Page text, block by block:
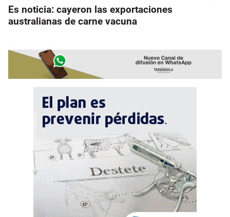
Es noticia: cayeron las exportaciones
australianas de carne vacuna